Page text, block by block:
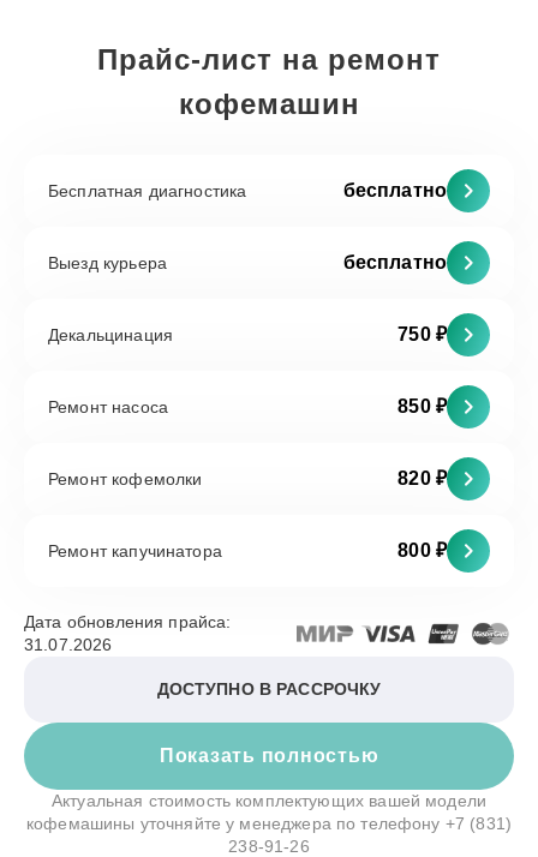
Прайс-лист на ремонт
кофемашин
Бесплатная диагностика бесплатно
Выезд курьера бесплатно
Декальцинация 750 ₽
Ремонт насоса 850 ₽
Ремонт кофемолки 820 ₽
Ремонт капучинатора 800 ₽
Показать полностью
Дата обновления прайса:
31.07.2026
ДОСТУПНО В РАССРОЧКУ
Актуальная стоимость комплектующих вашей модели
кофемашины уточняйте у менеджера по телефону +7 (831)
238-91-26